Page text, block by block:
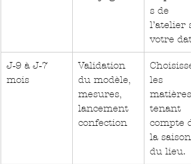
s de
l’atelier
votre
J‑9 à J‑7
mois
Validation
du modèle,
mesures,
lancement
confection
les
tenant
compte
la
du lieu.